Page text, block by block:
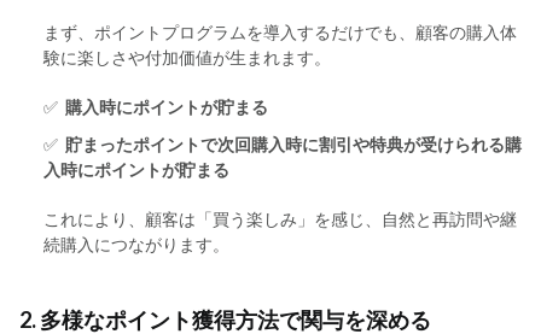
まず、ポイントプログラムを導入するだけでも、顧客の購入体
験に楽しさや付加価値が生まれます。
✅ 購入時にポイントが貯まる
✅ 貯まったポイントで次回購入時に割引や特典が受けられる購
入時にポイントが貯まる
これにより、顧客は「買う楽しみ」を感じ、自然と再訪問や継
続購入につながります。
2. 多様なポイント獲得方法で関与を深める